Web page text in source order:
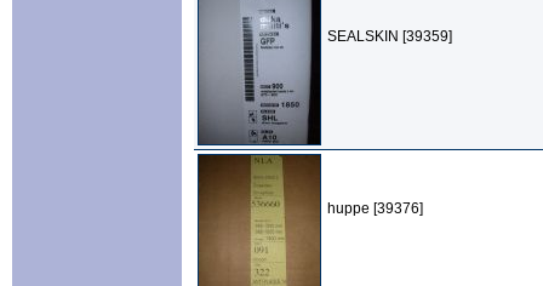
SEALSKIN [39359]
huppe [39376]